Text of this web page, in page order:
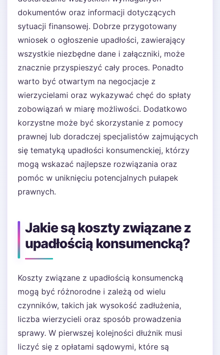
dokumentów oraz informacji dotyczących
sytuacji finansowej. Dobrze przygotowany
wniosek o ogłoszenie upadłości, zawierający
wszystkie niezbędne dane i załączniki, może
znacznie przyspieszyć cały proces. Ponadto
warto być otwartym na negocjacje z
wierzycielami oraz wykazywać chęć do spłaty
zobowiązań w miarę możliwości. Dodatkowo
korzystne może być skorzystanie z pomocy
prawnej lub doradczej specjalistów zajmujących
się tematyką upadłości konsumenckiej, którzy
mogą wskazać najlepsze rozwiązania oraz
pomóc w uniknięciu potencjalnych pułapek
prawnych.
Jakie są koszty związane z
upadłością konsumencką?
Koszty związane z upadłością konsumencką
mogą być różnorodne i zależą od wielu
czynników, takich jak wysokość zadłużenia,
liczba wierzycieli oraz sposób prowadzenia
sprawy. W pierwszej kolejności dłużnik musi
liczyć się z opłatami sądowymi, które są